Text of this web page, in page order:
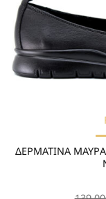
ΔΕΡΜΑΤΙΝΑ ΜΑΥΡΑ